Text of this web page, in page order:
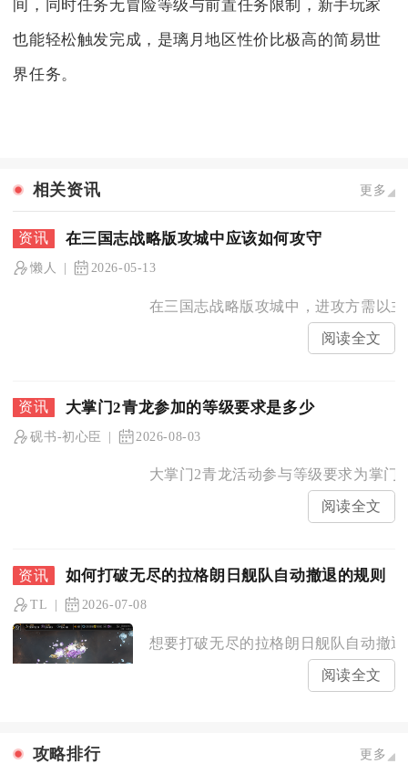
间，同时任务无冒险等级与前置任务限制，新手玩家
也能轻松触发完成，是璃月地区性价比极高的简易世
界任务。
相关资讯 更多
在三国志战略版攻城中应该如何攻守
懒人 2026-05-13
在三国志战略版攻城中，进攻方需以
阅读全文
大掌门2青龙参加的等级要求是多少
砚书-初心臣 2026-08-03
大掌门2青龙活动参与等级要求为掌门
阅读全文
如何打破无尽的拉格朗日舰队自动撤退的规则
TL 2026-07-08
想要打破无尽的拉格朗日舰队自动撤
阅读全文
攻略排行 更多